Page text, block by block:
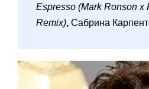
Espresso (Mark Ronson x
Remix), Сабрина